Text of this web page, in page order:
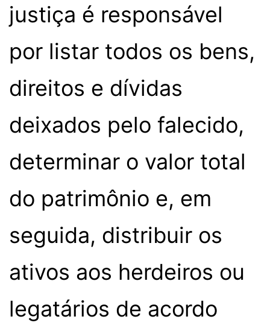
justiça é responsável
por listar todos os bens,
direitos e dívidas
deixados pelo falecido,
determinar o valor total
do patrimônio e, em
seguida, distribuir os
ativos aos herdeiros ou
legatários de acordo